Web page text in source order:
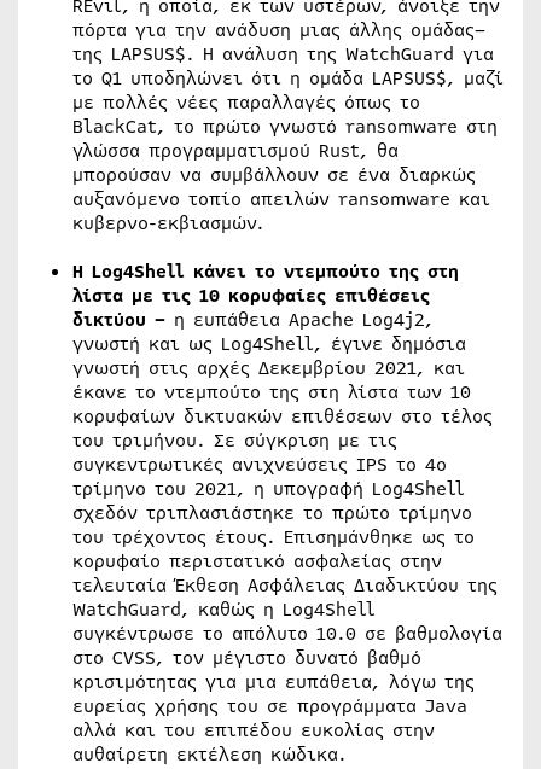
REvil, η οποία, εκ των υστέρων, άνοιξε την
πόρτα για την ανάδυση μιας άλλης ομάδας–
της LAPSUS$. Η ανάλυση της WatchGuard για
το Q1 υποδηλώνει ότι η ομάδα LAPSUS$, μαζί
με πολλές νέες παραλλαγές όπως το
BlackCat, το πρώτο γνωστό ransomware στη
γλώσσα προγραμματισμού Rust, θα
μπορούσαν να συμβάλλουν σε ένα διαρκώς
αυξανόμενο τοπίο απειλών ransomware και
κυβερνο-εκβιασμών.
Η Log4Shell κάνει το ντεμπούτο της στη
λίστα με τις 10 κορυφαίες επιθέσεις
δικτύου – η ευπάθεια Apache Log4j2,
γνωστή και ως Log4Shell, έγινε δημόσια
γνωστή στις αρχές Δεκεμβρίου 2021, και
έκανε το ντεμπούτο της στη λίστα των 10
κορυφαίων δικτυακών επιθέσεων στο τέλος
του τριμήνου. Σε σύγκριση με τις
συγκεντρωτικές ανιχνεύσεις IPS το 4ο
τρίμηνο του 2021, η υπογραφή Log4Shell
σχεδόν τριπλασιάστηκε το πρώτο τρίμηνο
του τρέχοντος έτους. Επισημάνθηκε ως το
κορυφαίο περιστατικό ασφαλείας στην
τελευταία Έκθεση Ασφάλειας Διαδικτύου της
WatchGuard, καθώς η Log4Shell
συγκέντρωσε το απόλυτο 10.0 σε βαθμολογία
στο CVSS, τον μέγιστο δυνατό βαθμό
κρισιμότητας για μια ευπάθεια, λόγω της
ευρείας χρήσης του σε προγράμματα Java
αλλά και του επιπέδου ευκολίας στην
αυθαίρετη εκτέλεση κώδικα.